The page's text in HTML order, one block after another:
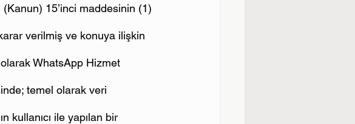
(Kanun) 15’inci maddesinin (1)
verilmiş ve konuya ilişkin
olarak WhatsApp Hizmet
temel olarak veri
kullanıcı ile yapılan bir